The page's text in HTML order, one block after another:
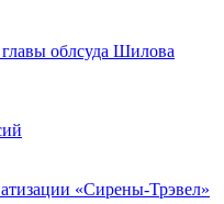
облсуда Шилова
«Сирены-Трэвел»